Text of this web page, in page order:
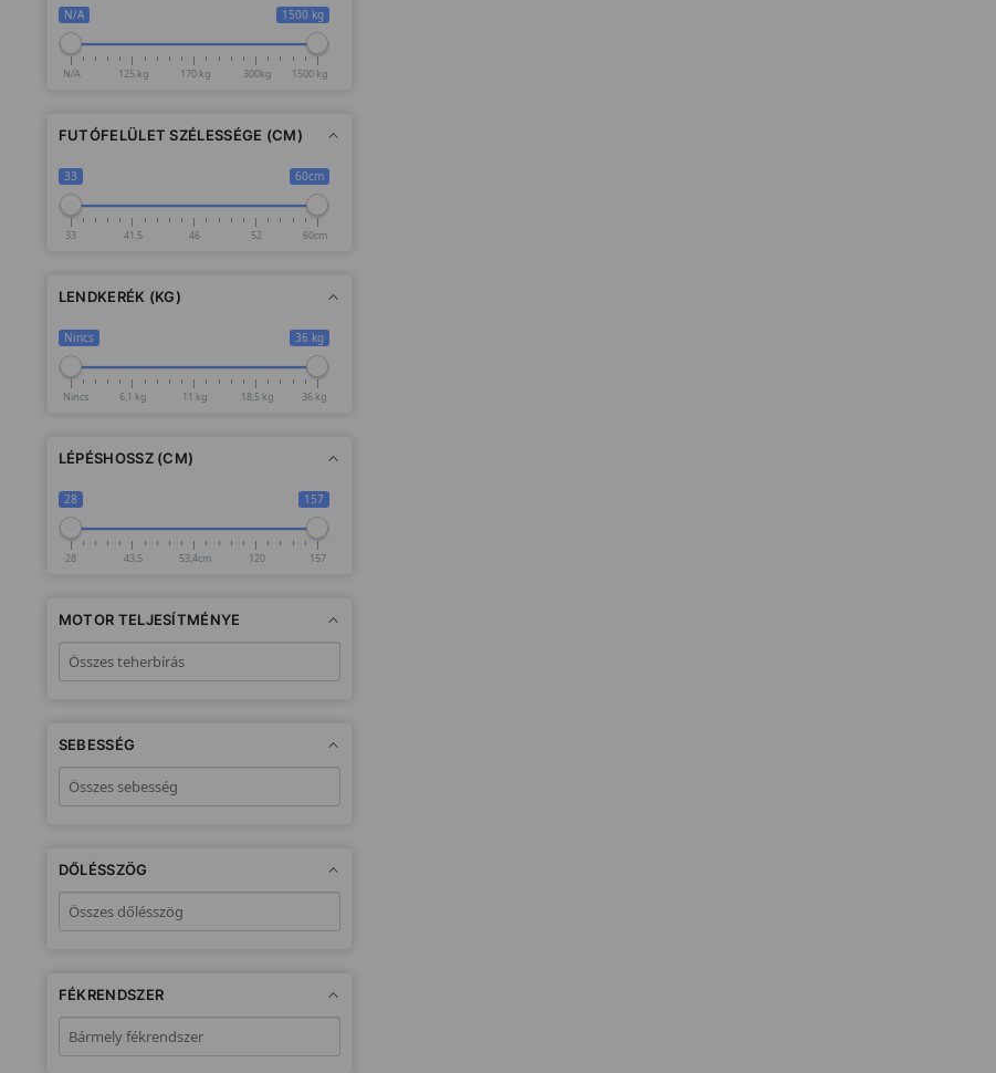
N/A 1500 kg
N/A 125 kg 170 kg 300kg 1500 kg
FUTÓFELÜLET SZÉLESSÉGE (CM)
33 60cm
33 41.5 46 52 60cm
LENDKERÉK (KG)
Nincs 36 kg
Nincs 6,1 kg 11 kg 18,5 kg 36 kg
LÉPÉSHOSSZ (CM)
28 157
28 43,5 53,4cm 120 157
MOTOR TELJESÍTMÉNYE
SEBESSÉG
DŐLÉSSZÖG
FÉKRENDSZER